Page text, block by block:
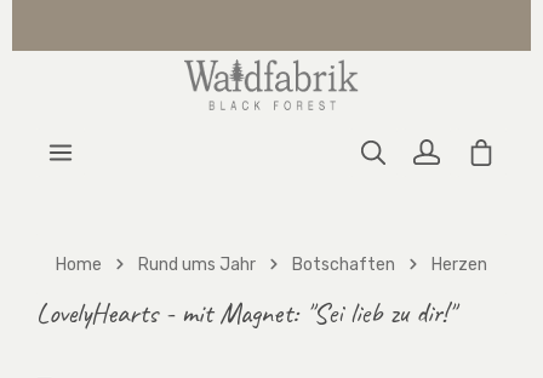
Home Rund ums Jahr Botschaften Herzen
LovelyHearts - mit Magnet: "Sei lieb zu dir!"